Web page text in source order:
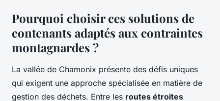
Pourquoi choisir ces solutions de
contenants adaptés aux contraintes
montagnardes ?
La vallée de Chamonix présente des défis uniques
qui exigent une approche spécialisée en matière de
gestion des déchets. Entre les routes étroites